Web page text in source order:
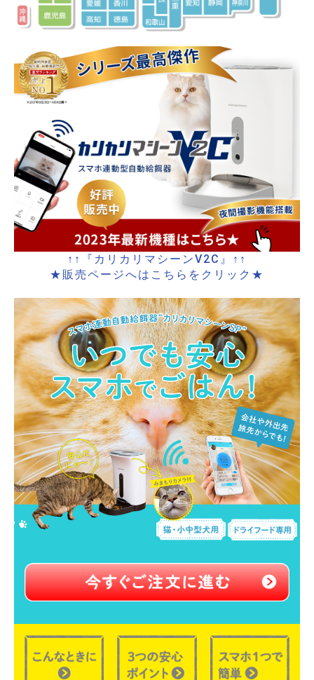
↑↑『カリカリマシーンV2C』↑↑
★販売ページへはこちらをクリック★